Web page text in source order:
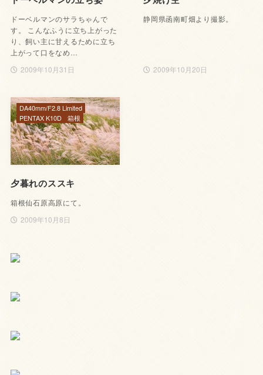
ドーベルマンのサラちゃんで
す。 こんなふうに立ち上がった
り、飼い主に甘えるために立ち
上がって口をなめ…
2009年10月31日
静岡県函南町畑より撮影。
2009年10月20日
夕暮れのススキ
箱根仙石原高原にて。
2009年10月8日
DA40mm/F2.8 Limited
PENTAX K10D
箱根